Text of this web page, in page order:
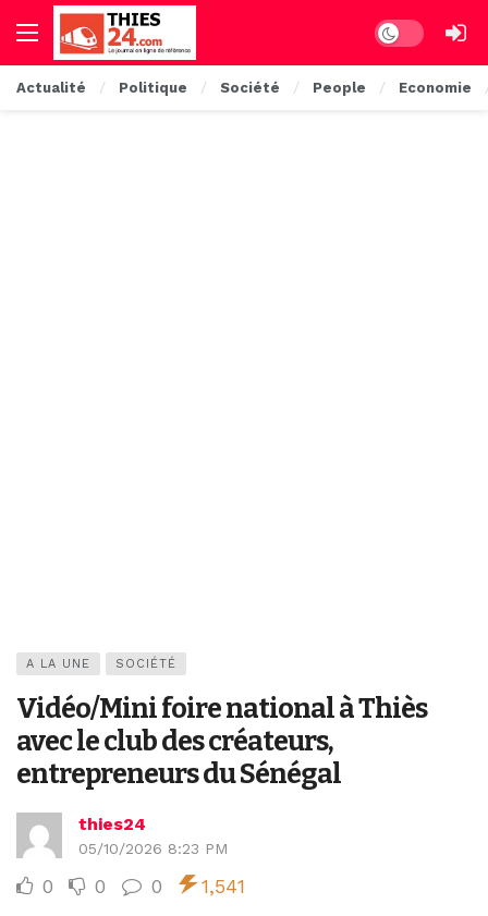
Dark mode
Actualité Politique Société People Economie
A LA UNE SOCIÉTÉ
Vidéo/Mini foire national à Thiès
avec le club des créateurs,
entrepreneurs du Sénégal
thies24
05/10/2026 8:23 PM
0 0 0 1,541